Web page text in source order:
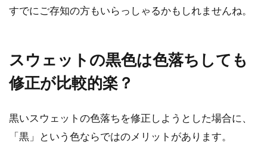
すでにご存知の方もいらっしゃるかもしれませんね。
スウェットの黒色は色落ちしても
修正が比較的楽？
黒いスウェットの色落ちを修正しようとした場合に、
「黒」という色ならではのメリットがあります。